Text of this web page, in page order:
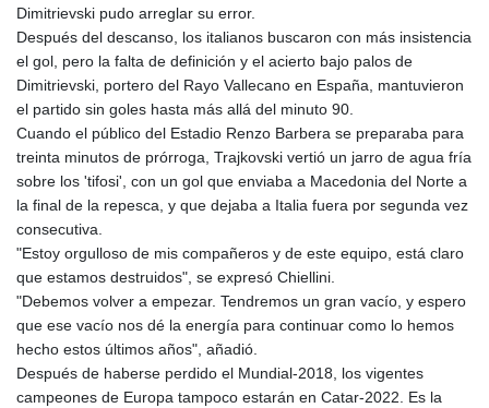
Dimitrievski pudo arreglar su error.
Después del descanso, los italianos buscaron con más insistencia
el gol, pero la falta de definición y el acierto bajo palos de
Dimitrievski, portero del Rayo Vallecano en España, mantuvieron
el partido sin goles hasta más allá del minuto 90.
Cuando el público del Estadio Renzo Barbera se preparaba para
treinta minutos de prórroga, Trajkovski vertió un jarro de agua fría
sobre los 'tifosi', con un gol que enviaba a Macedonia del Norte a
la final de la repesca, y que dejaba a Italia fuera por segunda vez
consecutiva.
"Estoy orgulloso de mis compañeros y de este equipo, está claro
que estamos destruidos", se expresó Chiellini.
"Debemos volver a empezar. Tendremos un gran vacío, y espero
que ese vacío nos dé la energía para continuar como lo hemos
hecho estos últimos años", añadió.
Después de haberse perdido el Mundial-2018, los vigentes
campeones de Europa tampoco estarán en Catar-2022. Es la